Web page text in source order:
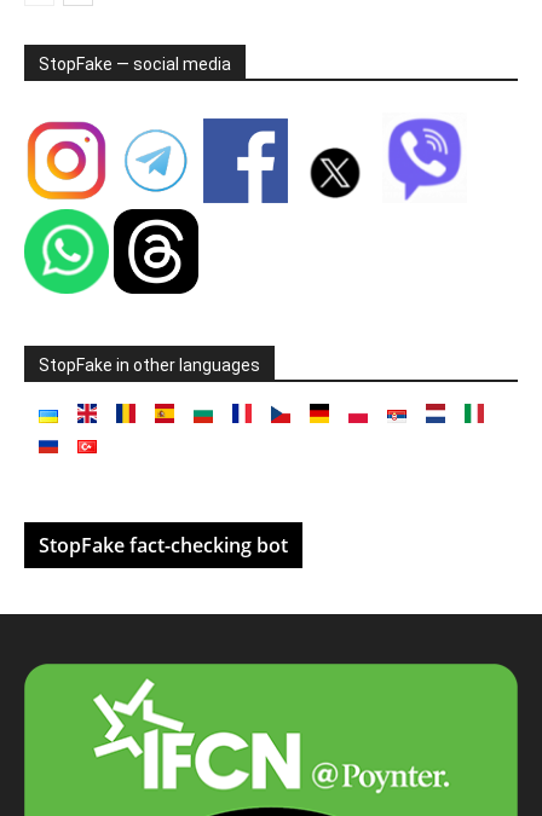
StopFake — social media
StopFake in other languages
StopFake fact-checking bot